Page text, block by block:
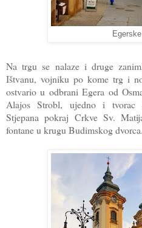
Na trgu se nalaze i druge
Ištvanu, vojniku po kome trg i
ostvario u odbrani Egera od
Alajos Strobl, ujedno i tvorac
Stjepana pokraj Crkve Sv.
fontane u krugu Budimskog dvorca.